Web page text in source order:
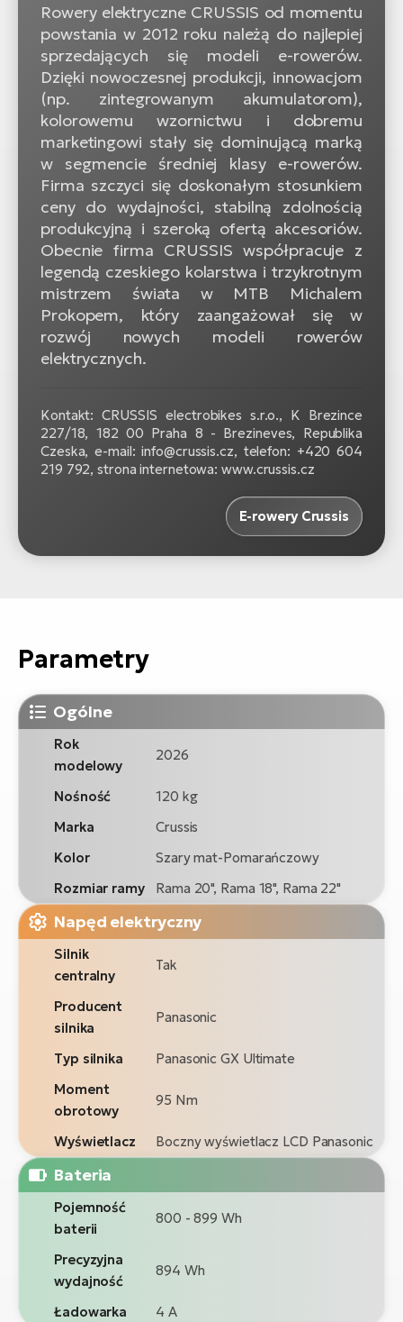
Rowery elektryczne CRUSSIS od momentu
powstania w 2012 roku należą do najlepiej
sprzedających się modeli e-rowerów.
Dzięki nowoczesnej produkcji, innowacjom
(np. zintegrowanym akumulatorom),
kolorowemu wzornictwu i dobremu
marketingowi stały się dominującą marką
w segmencie średniej klasy e-rowerów.
Firma szczyci się doskonałym stosunkiem
ceny do wydajności, stabilną zdolnością
produkcyjną i szeroką ofertą akcesoriów.
Obecnie firma CRUSSIS współpracuje z
legendą czeskiego kolarstwa i trzykrotnym
mistrzem świata w MTB Michalem
Prokopem, który zaangażował się w
rozwój nowych modeli rowerów
elektrycznych.
Kontakt: CRUSSIS electrobikes s.r.o., K Brezince
227/18, 182 00 Praha 8 - Brezineves, Republika
Czeska, e-mail: info@crussis.cz, telefon: +420 604
219 792, strona internetowa: www.crussis.cz
E-rowery Crussis
Parametry
Ogólne
Rok
modelowy
2026
Nośność
120 kg
Marka
Crussis
Kolor
Szary mat-Pomarańczowy
Rozmiar ramy
Rama 20", Rama 18", Rama 22"
Napęd elektryczny
Silnik
centralny
Tak
Producent
silnika
Panasonic
Typ silnika
Panasonic GX Ultimate
Moment
obrotowy
95 Nm
Wyświetlacz Boczny wyświetlacz LCD Panasonic
Bateria
Pojemność
baterii
800 - 899 Wh
Precyzyjna
wydajność
894 Wh
Ładowarka 4 A